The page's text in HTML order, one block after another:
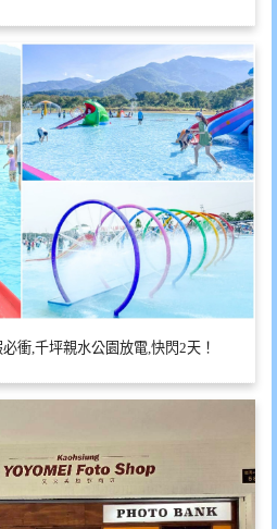
衝,千坪親水公園放電,快閃2天！